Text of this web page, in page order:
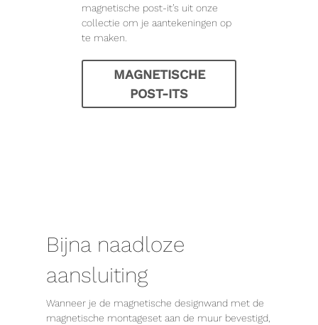
magnetische post-it’s uit onze
collectie om je aantekeningen op
te maken.
MAGNETISCHE
POST-ITS
Bijna naadloze
aansluiting
Wanneer je de magnetische designwand met de
magnetische montageset aan de muur bevestigd,